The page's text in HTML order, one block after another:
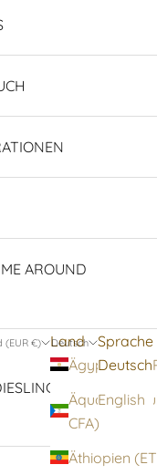
LINGERIE
AROUND
Deutschland (EUR €)
Land
CFA)
Deutsch
Sprache
Deutsch
English